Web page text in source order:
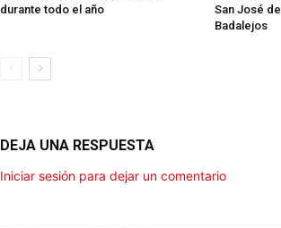
durante todo el año
San José
Badalejos
DEJA UNA RESPUESTA
Iniciar sesión para dejar un comentario